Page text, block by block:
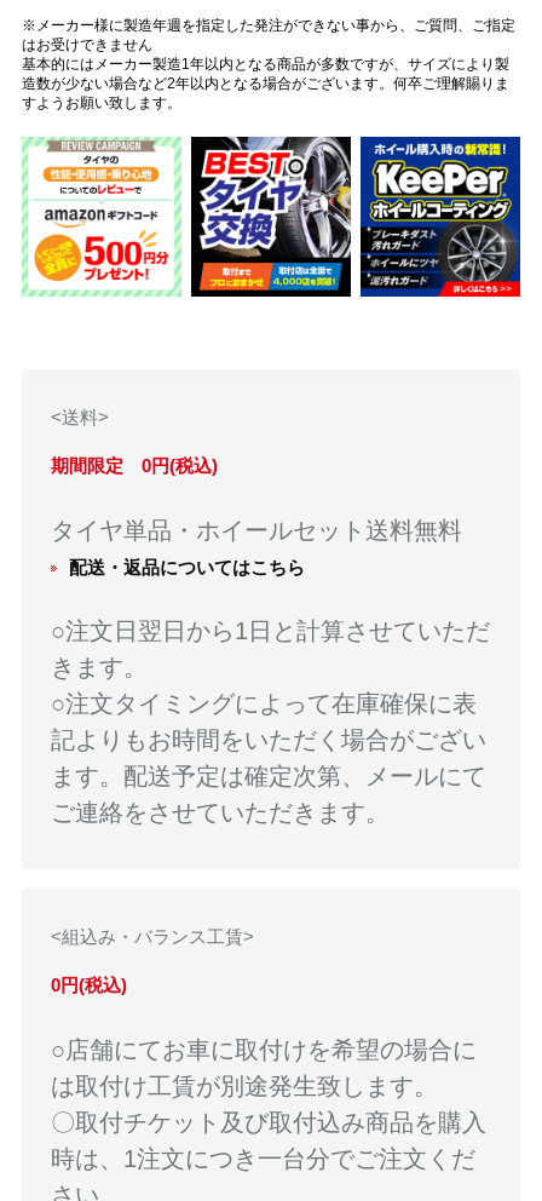
※メーカー様に製造年週を指定した発注ができない事から、ご質問、ご指定
はお受けできません
基本的にはメーカー製造1年以内となる商品が多数ですが、サイズにより製
造数が少ない場合など2年以内となる場合がございます。何卒ご理解賜りま
すようお願い致します。
<送料>
期間限定 0円(税込)
タイヤ単品・ホイールセット送料無料
配送・返品についてはこちら
○注文日翌日から1日と計算させていただ
きます。
○注文タイミングによって在庫確保に表
記よりもお時間をいただく場合がござい
ます。配送予定は確定次第、メールにて
ご連絡をさせていただきます。
<組込み・バランス工賃>
0円(税込)
○店舗にてお車に取付けを希望の場合に
は取付け工賃が別途発生致します。
〇取付チケット及び取付込み商品を購入
時は、1注文につき一台分でご注文くだ
さい。